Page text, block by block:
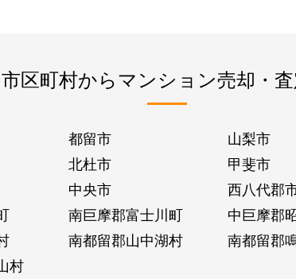
区町村からマンション売却・
都留市 山梨市
北杜市 甲斐市
中央市 西八代郡
南巨摩郡富士川町 中巨摩郡
南都留郡山中湖村 南都留郡
村